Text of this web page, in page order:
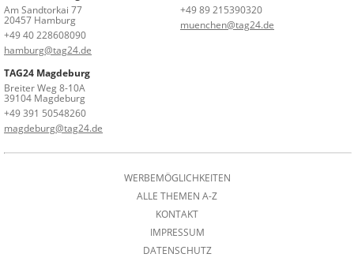
Am Sandtorkai 77
20457 Hamburg
+49 40 228608090
hamburg@tag24.de
+49 89 215390320
muenchen@tag24.de
TAG24 Magdeburg
Breiter Weg 8-10A
39104 Magdeburg
+49 391 50548260
magdeburg@tag24.de
WERBEMÖGLICHKEITEN
ALLE THEMEN A-Z
KONTAKT
IMPRESSUM
DATENSCHUTZ